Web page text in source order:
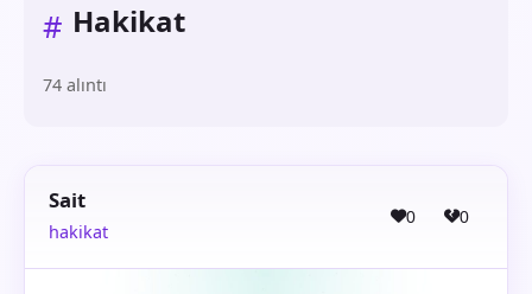
# Hakikat
74 alıntı
Sait
hakikat
0 0